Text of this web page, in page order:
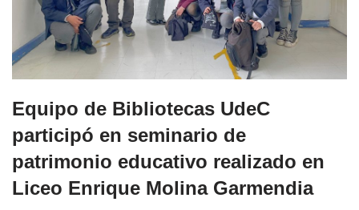
Equipo de Bibliotecas UdeC
participó en seminario de
patrimonio educativo realizado en
Liceo Enrique Molina Garmendia